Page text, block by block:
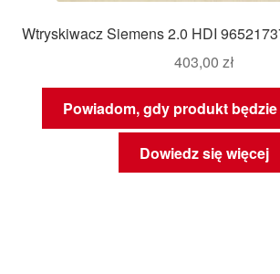
Wtryskiwacz Siemens 2.0 HDI
403,00 zł
Powiadom, gdy produkt
Dowiedz się więcej